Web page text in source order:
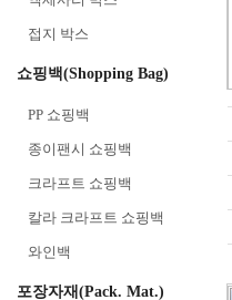
접지 박스
쇼핑백(Shopping Bag)
PP 쇼핑백
종이팬시 쇼핑백
크라프트 쇼핑백
칼라 크라프트 쇼핑백
와인백
포장자재(Pack. Mat.)